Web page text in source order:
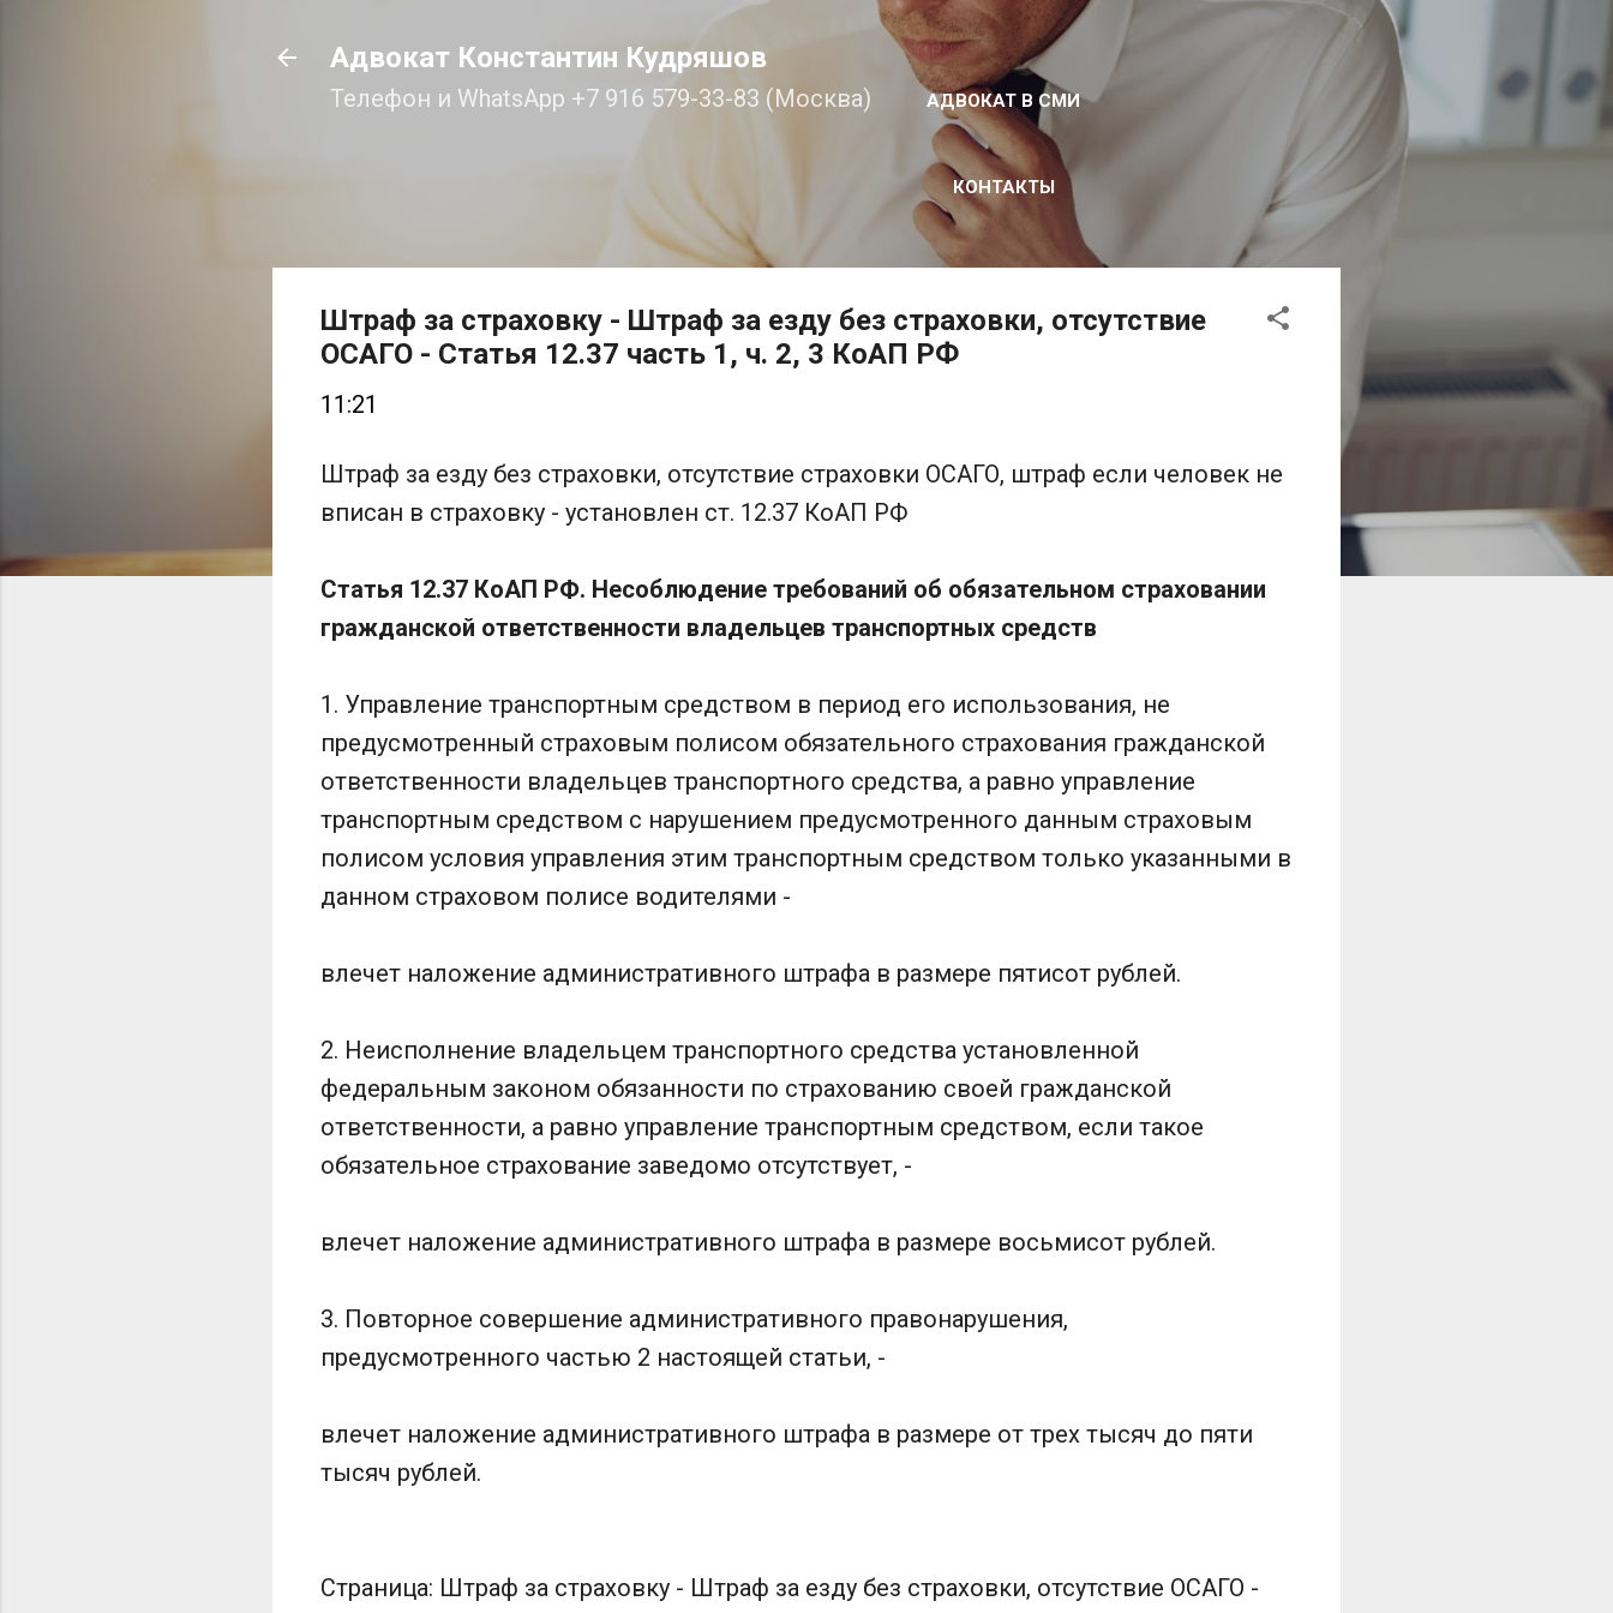
К основному контенту
Адвокат Константин Кудряшов
Телефон и WhatsApp +7 916 579-33-83 (Москва) АДВОКАТ В СМИ
КОНТАКТЫ
Штраф за страховку - Штраф за езду без страховки, отсутствие
ОСАГО - Статья 12.37 часть 1, ч. 2, 3 КоАП РФ
11:21
Штраф за езду без страховки, отсутствие страховки ОСАГО, штраф если человек не
вписан в страховку - установлен ст. 12.37 КоАП РФ
Статья 12.37 КоАП РФ. Несоблюдение требований об обязательном страховании
гражданской ответственности владельцев транспортных средств
1. Управление транспортным средством в период его использования, не
предусмотренный страховым полисом обязательного страхования гражданской
ответственности владельцев транспортного средства, а равно управление
транспортным средством с нарушением предусмотренного данным страховым
полисом условия управления этим транспортным средством только указанными в
данном страховом полисе водителями -
влечет наложение административного штрафа в размере пятисот рублей.
2. Неисполнение владельцем транспортного средства установленной
федеральным законом обязанности по страхованию своей гражданской
ответственности, а равно управление транспортным средством, если такое
обязательное страхование заведомо отсутствует, -
влечет наложение административного штрафа в размере восьмисот рублей.
3. Повторное совершение административного правонарушения,
предусмотренного частью 2 настоящей статьи, -
влечет наложение административного штрафа в размере от трех тысяч до пяти
тысяч рублей.
Страница: Штраф за страховку - Штраф за езду без страховки, отсутствие ОСАГО -